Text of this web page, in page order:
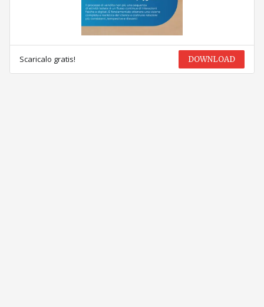
Scaricalo gratis! DOWNLOAD